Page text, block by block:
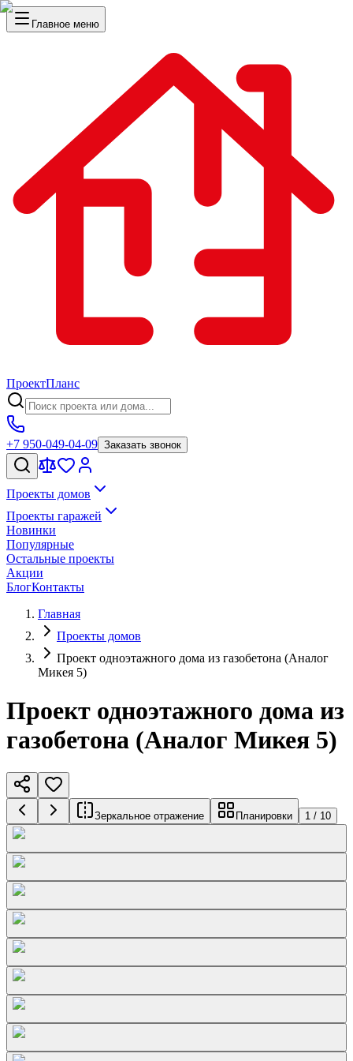
Главное меню
ПроектПланс
+7 950-049-04-09 Заказать звонок
Проекты домов
Проекты гаражей
Новинки
Популярные
Остальные проекты
Акции
БлогКонтакты
Главная
Проекты домов
Проект одноэтажного дома из газобетона (Аналог
Микея 5)
Проект одноэтажного дома из
газобетона (Аналог Микея 5)
Зеркальное отражение Планировки 1 / 10